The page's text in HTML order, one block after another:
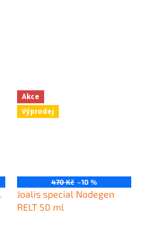
Akce
Výprodej
470 Kč –10 %
Joalis special Nodegen
RELT 50 ml